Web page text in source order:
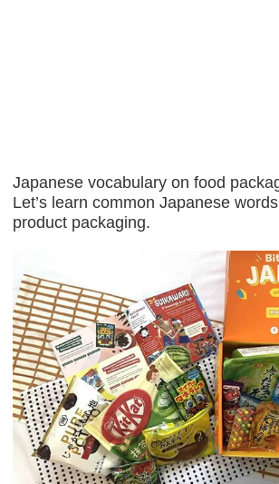
Japanese vocabulary on food
Let’s learn common Japanese
product packaging.